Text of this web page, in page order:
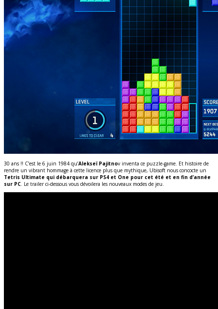
30 ans !! C’est le 6 juin 1984 qu’Alekseï Pajitnov inventa ce puzzle-game. Et histoire de
rendre un vibrant hommage à cette licence plus que mythique, Ubisoft nous concocte un
Tetris Ultimate qui débarquera sur PS4 et One pour cet été et en fin d’année
sur PC. Le trailer ci-dessous vous dévoilera les nouveaux modes de jeu.